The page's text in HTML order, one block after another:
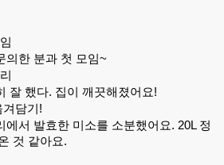
의한 분과 첫 모임~
잘 했다. 집이 깨끗해졌어요!
겨담기!
에서 발효한 미소를 소분했어요. 20L 정
것 같아요.